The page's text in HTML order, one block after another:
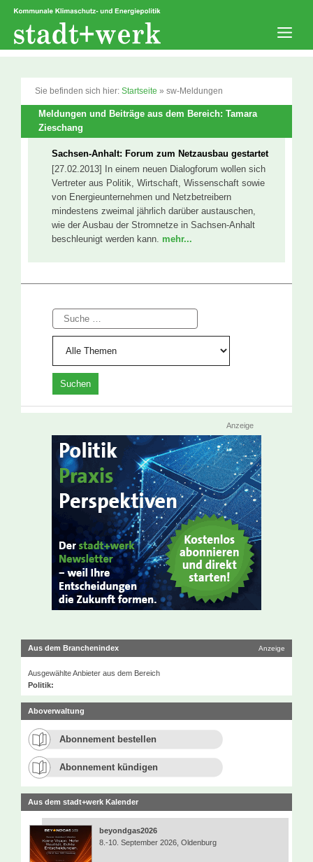
Zum
springen
Sie befinden sich hier: Startseite » sw-Meldungen
Meldungen und Beiträge aus dem Bereich: Tamara
Zieschang
Sachsen-Anhalt: Forum zum Netzausbau gestartet
[27.02.2013] In einem neuen Dialogforum wollen sich
Vertreter aus Politik, Wirtschaft, Wissenschaft sowie
von Energieunternehmen und Netzbetreibern
mindestens zweimal jährlich darüber austauschen,
wie der Ausbau der Stromnetze in Sachsen-Anhalt
beschleunigt werden kann. mehr...
Suche
Anzeige
Aus dem Branchenindex Anzeige
Ausgewählte Anbieter aus dem Bereich
Politik:
Aboverwaltung
Abonnement bestellen
Abonnement kündigen
Aus dem stadt+werk Kalender
beyondgas2026
8.-10. September 2026, Oldenburg